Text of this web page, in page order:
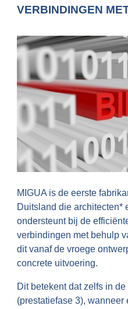
VERBINDINGEN
MIGUA is de eerste
Duitsland die architecten*
ondersteunt bij de
verbindingen met behulp
dit vanaf de vroege
concrete uitvoering.
Dit betekent dat zelfs in
(prestatiefase 3),